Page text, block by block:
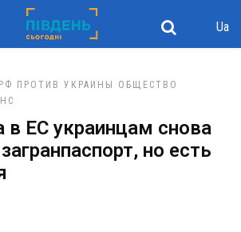
Ua
ПРОТИВ УКРАИНЫ
ОБЩЕСТВО
в ЕС украинцам снова
но есть